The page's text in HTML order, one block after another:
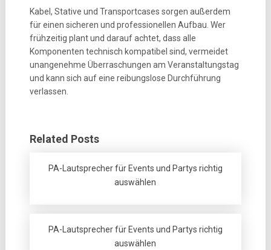
Kabel, Stative und Transportcases sorgen außerdem
für einen sicheren und professionellen Aufbau. Wer
frühzeitig plant und darauf achtet, dass alle
Komponenten technisch kompatibel sind, vermeidet
unangenehme Überraschungen am Veranstaltungstag
und kann sich auf eine reibungslose Durchführung
verlassen.
Related Posts
PA-Lautsprecher für Events und Partys richtig
auswählen
PA-Lautsprecher für Events und Partys richtig
auswählen